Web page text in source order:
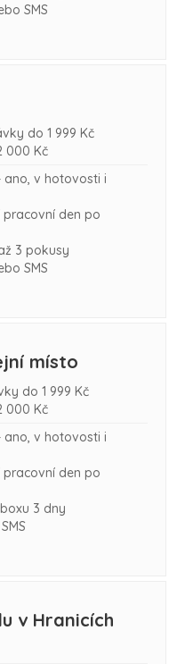
SMS
do 1 999 Kč
000 Kč
ano, v hotovosti i
pracovní den po
3 pokusy
SMS
místo
do 1 999 Kč
000 Kč
ano, v hotovosti i
pracovní den po
3 dny
v Hranicích